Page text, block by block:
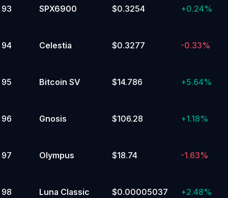
93 SPX6900 $0.3254 +0.24%
94 Celestia $0.3277 -0.33%
95 Bitcoin SV $14.786 +5.64%
96 Gnosis $106.28 +1.18%
97 Olympus $18.74 -1.63%
98 Luna Classic $0.00005037 +2.48%